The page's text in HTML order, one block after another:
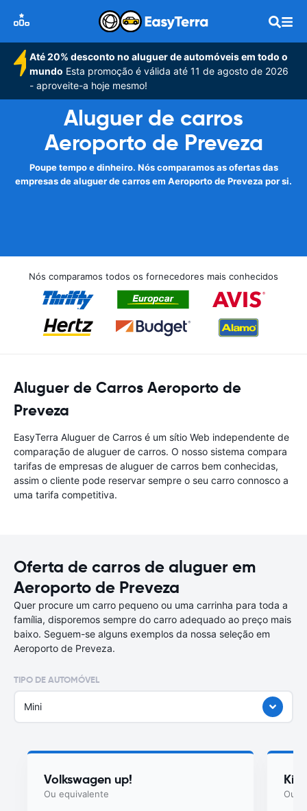
Até 20% desconto no aluguer de automóveis em todo o
mundo Esta promoção é válida até 11 de agosto de 2026
- aproveite-a hoje mesmo!
Aluguer de carros
Aeroporto de Preveza
Poupe tempo e dinheiro. Nós comparamos as ofertas das
empresas de aluguer de carros em Aeroporto de Preveza por si.
Nós comparamos todos os fornecedores mais conhecidos
Aluguer de Carros Aeroporto de
Preveza
EasyTerra Aluguer de Carros é um sítio Web independente de
comparação de aluguer de carros. O nosso sistema compara
tarifas de empresas de aluguer de carros bem conhecidas,
assim o cliente pode reservar sempre o seu carro connosco a
uma tarifa competitiva.
Oferta de carros de aluguer em
Aeroporto de Preveza
Quer procure um carro pequeno ou uma carrinha para toda a
família, disporemos sempre do carro adequado ao preço mais
baixo. Seguem-se alguns exemplos da nossa seleção em
Aeroporto de Preveza.
TIPO DE AUTOMÓVEL
Mini
Volkswagen up!
Ou equivalente
Kia
Ou